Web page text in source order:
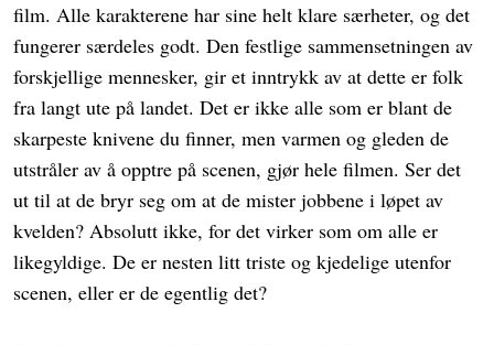
film. Alle karakterene har sine helt klare særheter, og det
fungerer særdeles godt. Den festlige sammensetningen av
forskjellige mennesker, gir et inntrykk av at dette er folk
fra langt ute på landet. Det er ikke alle som er blant de
skarpeste knivene du finner, men varmen og gleden de
utstråler av å opptre på scenen, gjør hele filmen. Ser det
ut til at de bryr seg om at de mister jobbene i løpet av
kvelden? Absolutt ikke, for det virker som om alle er
likegyldige. De er nesten litt triste og kjedelige utenfor
scenen, eller er de egentlig det?